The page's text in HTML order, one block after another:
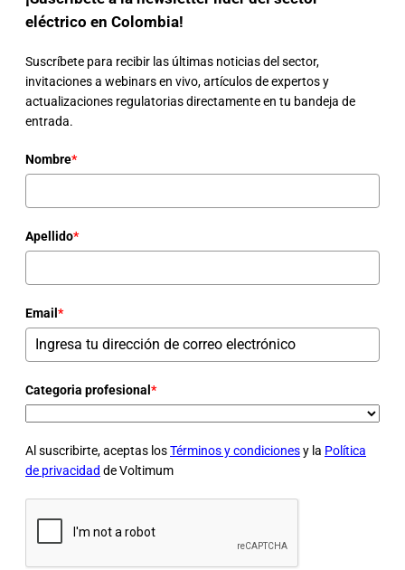
eléctrico en Colombia!
Suscríbete para recibir las últimas noticias del sector,
invitaciones a webinars en vivo, artículos de expertos y
actualizaciones regulatorias directamente en tu bandeja de
entrada.
Nombre*
Apellido*
Email *
Categoria profesional *
Al suscribirte, aceptas losTérminos y condicionesy la Política
de privacidad de Voltimum